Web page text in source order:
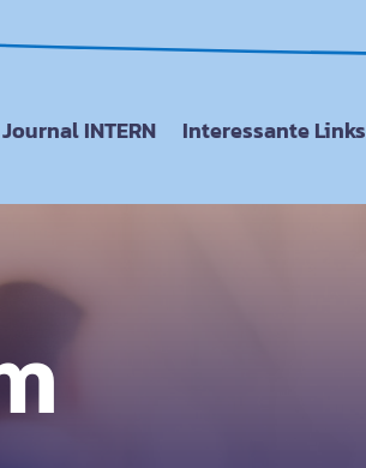
Journal INTERN Interessante Links